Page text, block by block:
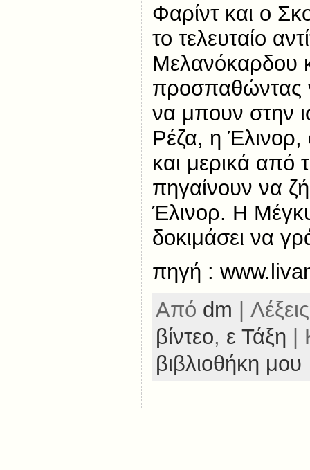
Φαρίντ και ο
το τελευταίο
Μελανόκαρδου
προσπαθώντας
να μπουν στην
Ρέζα, η
και μερικά από
πηγαίνουν να
Έλινορ. Η
δοκιμάσει να
πηγή :
Από dm |
βίντεο, ε Τάξη |
βιβλιοθήκη μου